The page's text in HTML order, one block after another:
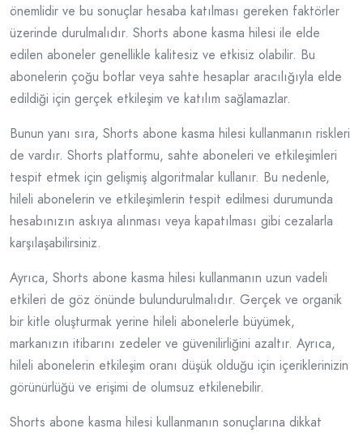
önemlidir ve bu sonuçlar hesaba katılması gereken faktörler
üzerinde durulmalıdır. Shorts abone kasma hilesi ile elde
edilen aboneler genellikle kalitesiz ve etkisiz olabilir. Bu
abonelerin çoğu botlar veya sahte hesaplar aracılığıyla elde
edildiği için gerçek etkileşim ve katılım sağlamazlar.
Bunun yanı sıra, Shorts abone kasma hilesi kullanmanın riskleri
de vardır. Shorts platformu, sahte aboneleri ve etkileşimleri
tespit etmek için gelişmiş algoritmalar kullanır. Bu nedenle,
hileli abonelerin ve etkileşimlerin tespit edilmesi durumunda
hesabınızın askıya alınması veya kapatılması gibi cezalarla
karşılaşabilirsiniz.
Ayrıca, Shorts abone kasma hilesi kullanmanın uzun vadeli
etkileri de göz önünde bulundurulmalıdır. Gerçek ve organik
bir kitle oluşturmak yerine hileli abonelerle büyümek,
markanızın itibarını zedeler ve güvenilirliğini azaltır. Ayrıca,
hileli abonelerin etkileşim oranı düşük olduğu için içeriklerinizin
görünürlüğü ve erişimi de olumsuz etkilenebilir.
Shorts abone kasma hilesi kullanmanın sonuçlarına dikkat